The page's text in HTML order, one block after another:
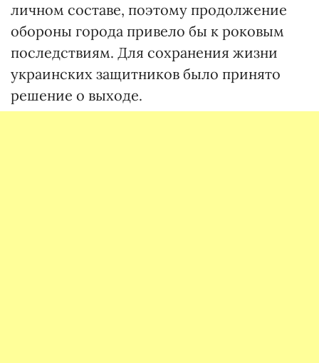
личном составе, поэтому продолжение
обороны города привело бы к роковым
последствиям. Для сохранения жизни
украинских защитников было принято
решение о выходе.